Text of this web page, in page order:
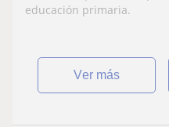
educación primaria.
ver más